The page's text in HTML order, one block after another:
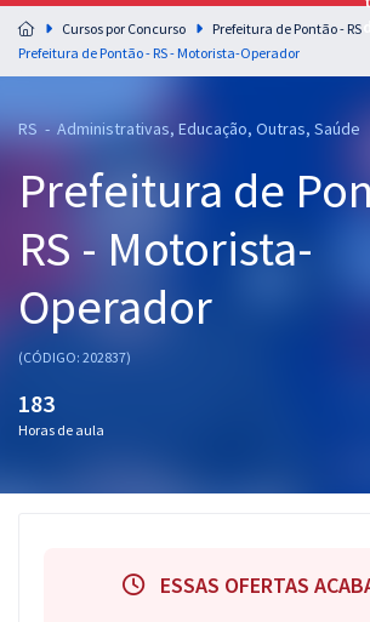
Preparação completa e intensiva para as principais
residências em saúde do Brasil
Cursos 20% OFF
Pós
Graduação
OAB
Mentorias
Cursos por Concurso
Prefeitura de Pontão - RS
Prefeitura de Pontão - RS - Motorista-Operador
RS - Administrativas, Educação, Outras, Saúde
Prefeitura de
RS - Motorista-
Operador
(CÓDIGO: 202837)
183
Horas de aula
ESSAS OFERTAS